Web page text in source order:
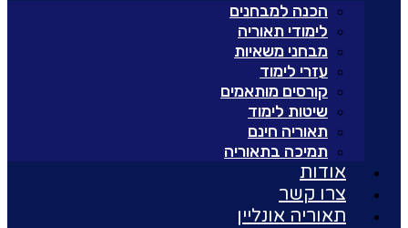
הכנה למבחנים
לימודי תאוריה
מבחני משאיות
עזרי לימוד
קורסים מותאמים
שיטות לימוד
תאוריה חינם
תמיכה בתאוריה
אודות
צרו קשר
תאוריה אונליין